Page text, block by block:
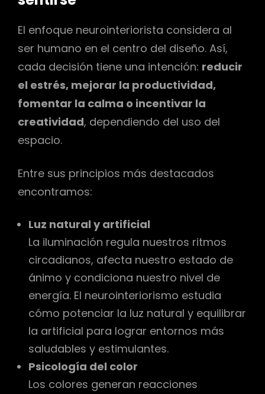
El enfoque neurointeriorista considera al
ser humano en el centro del diseño. Así,
cada decisión tiene una intención: reducir
el estrés, mejorar la productividad,
fomentar la calma o incentivar la
creatividad, dependiendo del uso del
espacio.
Entre sus principios más destacados
encontramos:
Luz natural y artificial
La iluminación regula nuestros ritmos
circadianos, afecta nuestro estado de
ánimo y condiciona nuestro nivel de
energía. El neurointeriorismo estudia
cómo potenciar la luz natural y equilibrar
la artificial para lograr entornos más
saludables y estimulantes.
Psicología del color
Los colores generan reacciones